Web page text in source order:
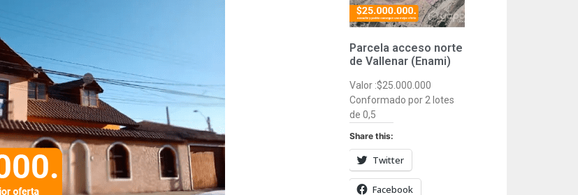
Parcela acceso norte
de Vallenar (Enami)
Valor :$25.000.000
Conformado por 2 lotes
de 0,5
Share this:
Twitter
Facebook